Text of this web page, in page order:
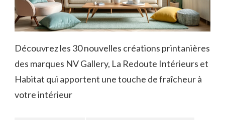
Découvrez les 30 nouvelles créations printanières
des marques NV Gallery, La Redoute Intérieurs et
Habitat qui apportent une touche de fraîcheur à
votre intérieur